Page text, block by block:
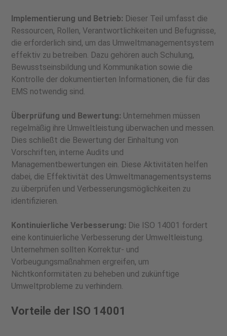
Implementierung und Betrieb: Dieser Teil umfasst die
Ressourcen, Rollen, Verantwortlichkeiten und Befugnisse,
die erforderlich sind, um das Umweltmanagementsystem
effektiv zu betreiben. Dazu gehören auch Schulung,
Bewusstseinsbildung und Kommunikation sowie die
Kontrolle der dokumentierten Informationen, die für das
EMS notwendig sind.
Überprüfung und Bewertung: Unternehmen müssen
regelmäßig ihre Umweltleistung überwachen und messen.
Dies schließt die Bewertung der Einhaltung von
Vorschriften, interne Audits und
Managementbewertungen ein. Diese Aktivitäten helfen
dabei, die Effektivität des Umweltmanagementsystems
zu überprüfen und Verbesserungsmöglichkeiten zu
identifizieren.
Kontinuierliche Verbesserung: Die ISO 14001 fordert
eine kontinuierliche Verbesserung der Umweltleistung.
Unternehmen sollten Korrektur- und
Vorbeugungsmaßnahmen ergreifen, um
Nichtkonformitäten zu beheben und zukünftige
Umweltprobleme zu verhindern.
Vorteile der ISO 14001